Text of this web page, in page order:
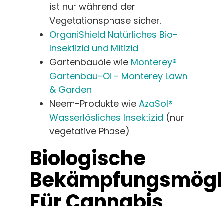
ist nur während der
Vegetationsphase sicher.
OrganiShield Natürliches Bio-
Insektizid und Mitizid
Gartenbauöle wie Monterey®
Gartenbau-Öl - Monterey Lawn
& Garden
Neem-Produkte wie AzaSol®
Wasserlösliches Insektizid (nur
vegetative Phase)
Biologische